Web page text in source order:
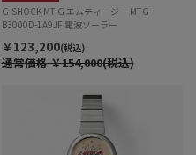
G-SHOCK MT-G エムティージー MTG-
B3000D-1A9JF 電波ソーラー
￥123,200(税込)
通常価格￥154,000(税込)